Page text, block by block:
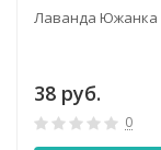
Лаванда Южанка
38 руб.
0